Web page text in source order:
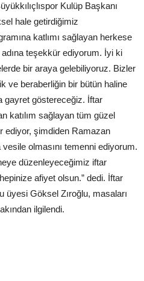
Kulüp Başkanı
hale getirdiğimiz
katlımı sağlayan herkese
teşekkür ediyorum. İyi ki
bir araya gelebiliyoruz. Bizler
ve beraberliğin bir bütün haline
gayret göstereceğiz. İftar
katılım sağlayan tüm güzel
ediyor, şimdiden Ramazan
vesile olmasını temenni ediyorum.
düzenleyeceğimiz iftar
afiyet olsun.” dedi. İftar
üyesi Göksel Zıroğlu, masaları
ilgilendi.